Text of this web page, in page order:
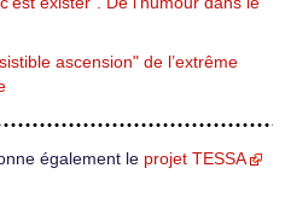
ascension" de l’extrême
également le projet TESSA